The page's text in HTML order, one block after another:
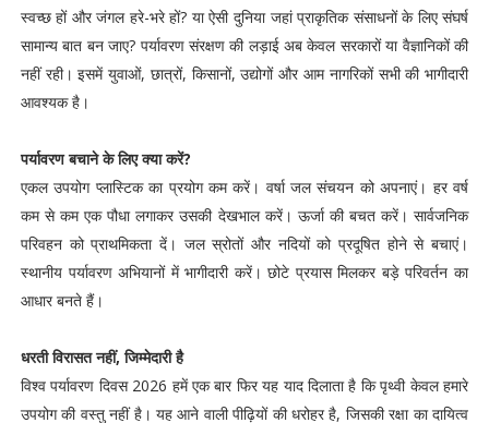
स्वच्छ हों और जंगल हरे-भरे हों? या ऐसी दुनिया जहां प्राकृतिक संसाधनों के लिए संघर्ष
सामान्य बात बन जाए? पर्यावरण संरक्षण की लड़ाई अब केवल सरकारों या वैज्ञानिकों की
नहीं रही। इसमें युवाओं, छात्रों, किसानों, उद्योगों और आम नागरिकों सभी की भागीदारी
आवश्यक है।
पर्यावरण बचाने के लिए क्या करें?
एकल उपयोग प्लास्टिक का प्रयोग कम करें। वर्षा जल संचयन को अपनाएं। हर वर्ष
कम से कम एक पौधा लगाकर उसकी देखभाल करें। ऊर्जा की बचत करें। सार्वजनिक
परिवहन को प्राथमिकता दें। जल स्रोतों और नदियों को प्रदूषित होने से बचाएं।
स्थानीय पर्यावरण अभियानों में भागीदारी करें। छोटे प्रयास मिलकर बड़े परिवर्तन का
आधार बनते हैं।
धरती विरासत नहीं, जिम्मेदारी है
विश्व पर्यावरण दिवस 2026 हमें एक बार फिर यह याद दिलाता है कि पृथ्वी केवल हमारे
उपयोग की वस्तु नहीं है। यह आने वाली पीढ़ियों की धरोहर है, जिसकी रक्षा का दायित्व